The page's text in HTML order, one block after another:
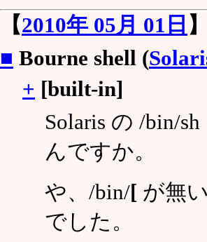
【2010年 05月 01日 】
■ Bourne shell (
+ [built-in]
Solaris の /bin/
んですか。
や、/bin/[ が無
でした。